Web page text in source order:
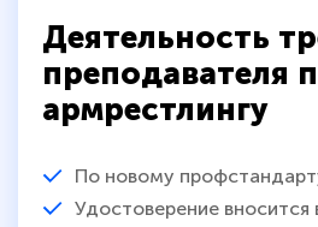
Деятельность
преподавателя
армрестлингу
По новому
Удостоверение